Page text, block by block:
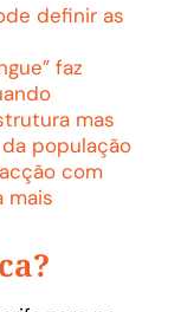
definir as
faz
mas
população
com
mais